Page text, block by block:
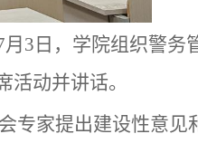
月 3 日，学院组织警务
活动并讲话。
专家提出建设性意见